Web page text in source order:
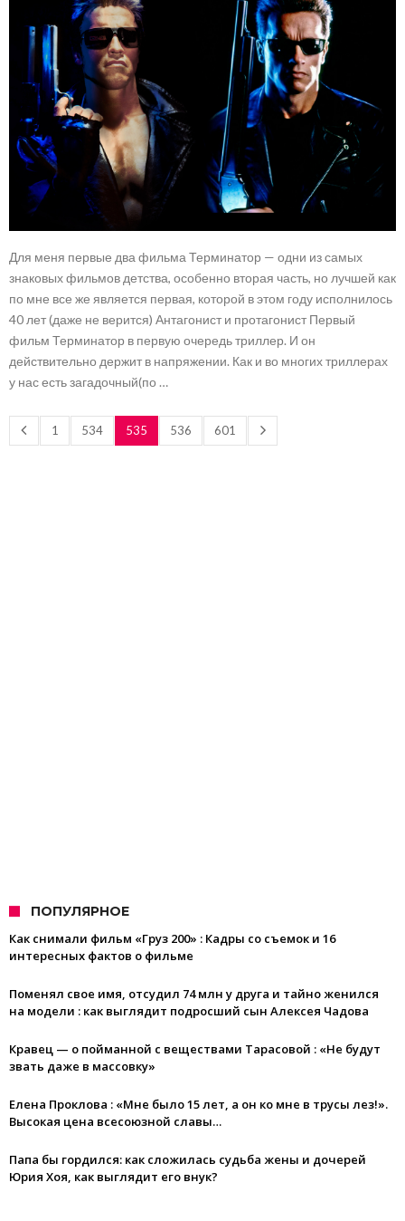
Для меня первые два фильма Терминатор — одни из самых
знаковых фильмов детства, особенно вторая часть, но лучшей как
по мне все же является первая, которой в этом году исполнилось
40 лет (даже не верится) Антагонист и протагонист Первый
фильм Терминатор в первую очередь триллер. И он
действительно держит в напряжении. Как и во многих триллерах
у нас есть загадочный(по …
1 534 535 536 601
ПОПУЛЯРНОЕ
Как снимали фильм «Груз 200» : Кадры со съемок и 16
интересных фактов о фильме
Поменял свое имя, отсудил 74 млн у друга и тайно женился
на модели : как выглядит подросший сын Алексея Чадова
Кравец — о пойманной с веществами Тарасовой : «Не будут
звать даже в массовку»
Елена Проклова : «Мне было 15 лет, а он ко мне в трусы лез!».
Высокая цена всесоюзной славы…
Папа бы гордился: как сложилась судьба жены и дочерей
Юрия Хоя, как выглядит его внук?